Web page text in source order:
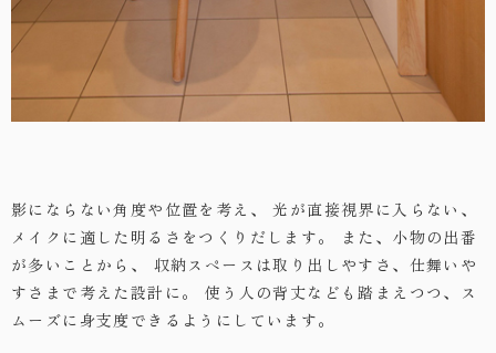
影にならない角度や位置を考え、
光が直接視界に入らない、
メイクに適した明るさをつくりだします。
また、小物の出番
が多いことから、
収納スペースは取り出しやすさ、仕舞いや
すさまで考えた設計に。
使う人の背丈なども踏まえつつ、ス
ムーズに身支度できるようにしています。